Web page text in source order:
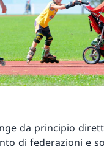
da principio
di federazioni e